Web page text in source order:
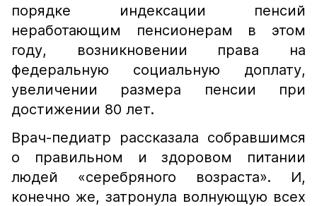
порядке индексации пенсий
неработающим пенсионерам в этом
году, возникновении права на
федеральную социальную доплату,
увеличении размера пенсии при
достижении 80 лет.
Врач-педиатр рассказала собравшимся
о правильном и здоровом питании
людей «серебряного возраста». И,
конечно же, затронула волнующую всех